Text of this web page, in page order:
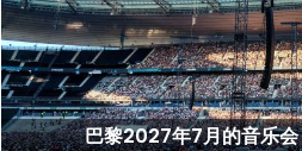
巴黎2027年7月的音乐